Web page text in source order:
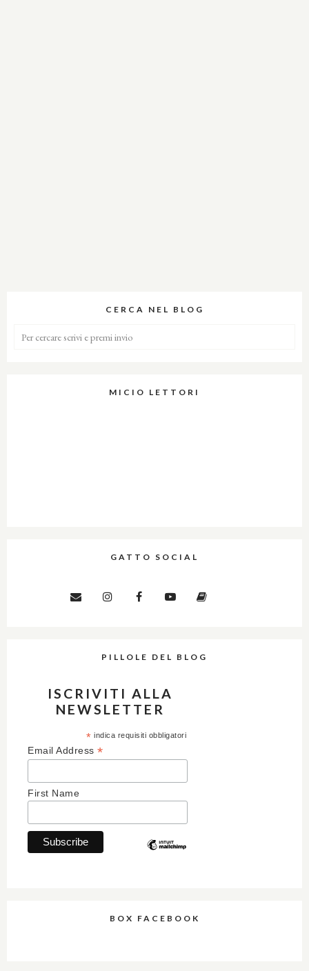
CERCA NEL BLOG
MICIO LETTORI
GATTO SOCIAL
PILLOLE DEL BLOG
ISCRIVITI ALLA
NEWSLETTER
* indica requisiti obbligatori
Email Address *
First Name
BOX FACEBOOK